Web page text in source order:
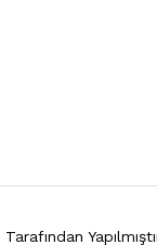
Tarafından